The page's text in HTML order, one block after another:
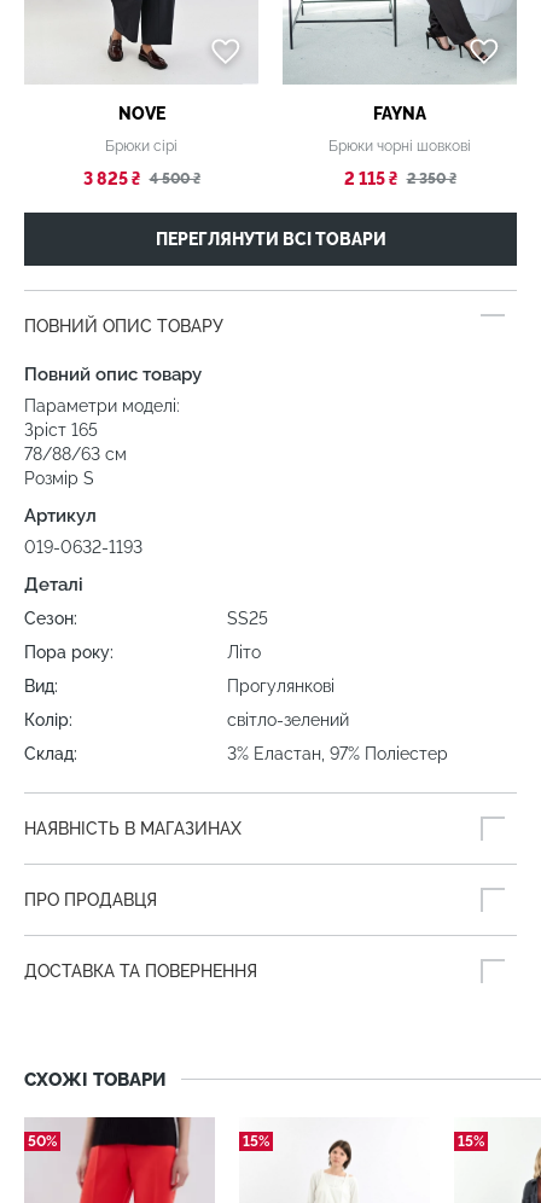
NOVE
Брюки сірі
3 825 ₴ 4 500 ₴
FAYNA
Брюки чорні шовкові
2 115 ₴ 2 350 ₴
ПЕРЕГЛЯНУТИ ВСІ ТОВАРИ
ПОВНИЙ ОПИС ТОВАРУ
Повний опис товару
Параметри моделі:
Зріст 165
78/88/63 см
Розмір S
Артикул
019-0632-1193
Деталі
Сезон:
SS25
Пора року:
Літо
Вид:
Прогулянкові
Колір:
світло-зелений
Склад:
3% Еластан, 97% Поліестер
НАЯВНІСТЬ В МАГАЗИНАХ
ПРО ПРОДАВЦЯ
ДОСТАВКА ТА ПОВЕРНЕННЯ
СХОЖІ ТОВАРИ
50% 15% 15%